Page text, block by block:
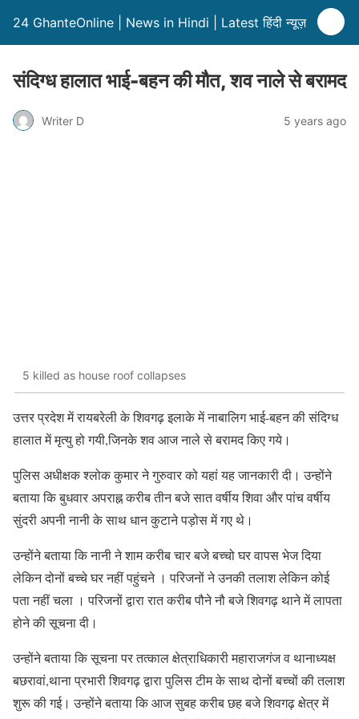
24 GhanteOnline | News in Hindi | Latest हिंदी न्यूज़
संदिग्ध हालात भाई-बहन की मौत, शव नाले से बरामद
Writer D 5 years ago
5 killed as house roof collapses
उत्तर प्रदेश में रायबरेली के शिवगढ़ इलाके में नाबालिग भाई-बहन की संदिग्ध
हालात में मृत्यु हो गयी,जिनके शव आज नाले से बरामद किए गये।
पुलिस अधीक्षक श्लोक कुमार ने गुरुवार को यहां यह जानकारी दी। उन्होंने
बताया कि बुधवार अपराह्न करीब तीन बजे सात वर्षीय शिवा और पांच वर्षीय
सुंदरी अपनी नानी के साथ धान कुटाने पड़ोस में गए थे।
उन्होंने बताया कि नानी ने शाम करीब चार बजे बच्चो घर वापस भेज दिया
लेकिन दोनों बच्चे घर नहीं पहुंचने । परिजनों ने उनकी तलाश लेकिन कोई
पता नहीं चला । परिजनों द्वारा रात करीब पौने नौ बजे शिवगढ़ थाने में लापता
होने की सूचना दी।
उन्होंने बताया कि सूचना पर तत्काल क्षेत्राधिकारी महाराजगंज व थानाध्यक्ष
बछरावां,थाना प्रभारी शिवगढ़ द्वारा पुलिस टीम के साथ दोनों बच्चों की तलाश
शुरू की गई। उन्होंने बताया कि आज सुबह करीब छह बजे शिवगढ़ क्षेत्र में